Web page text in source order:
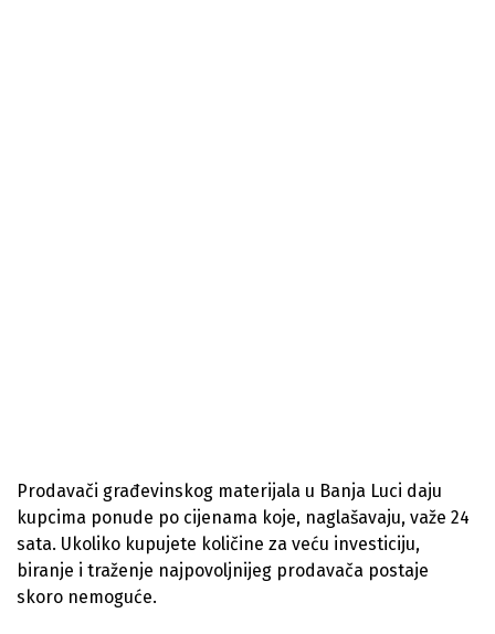
Prodavači građevinskog materijala u Banja Luci daju
kupcima ponude po cijenama koje, naglašavaju, važe 24
sata. Ukoliko kupujete količine za veću investiciju,
biranje i traženje najpovoljnijeg prodavača postaje
skoro nemoguće.